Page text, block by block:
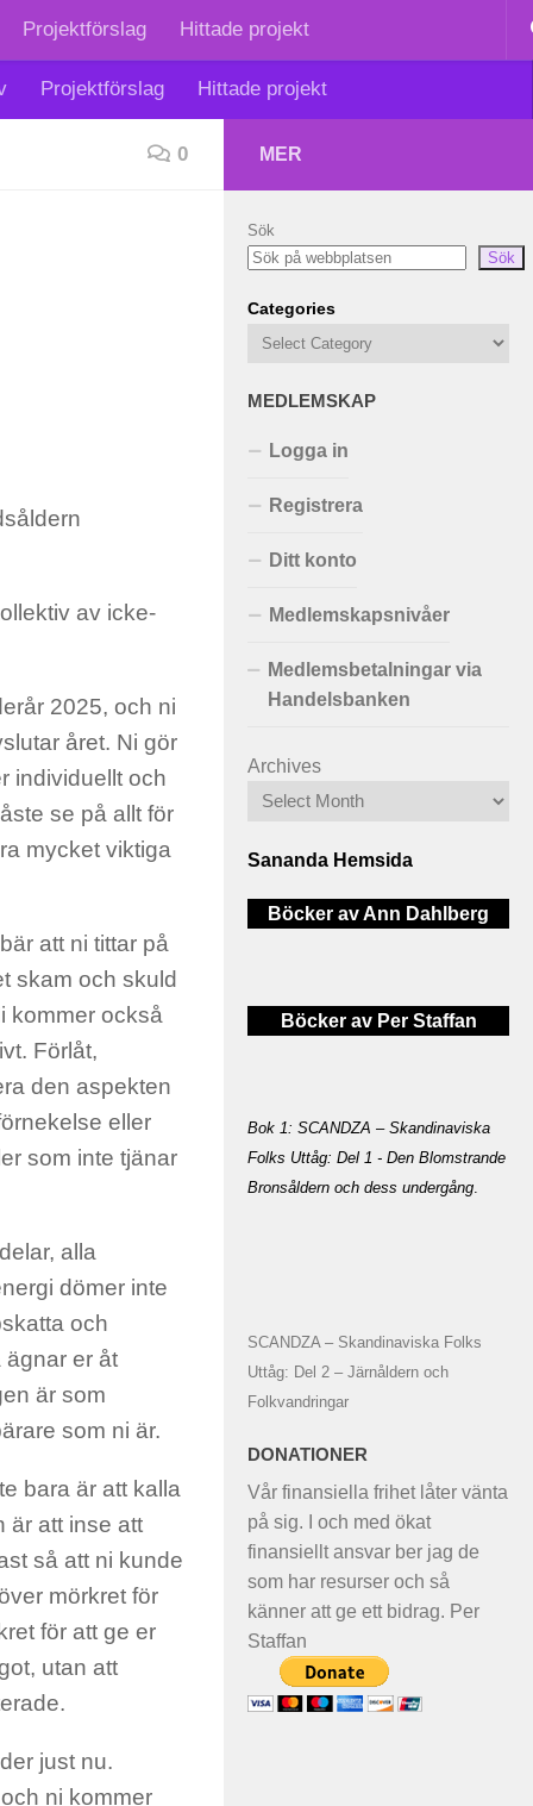
Projektförslag Hittade projekt
Projektförslag Hittade projekt
0
av icke-
2025, och ni
året. Ni gör
individuellt och
se på allt för
mycket viktiga
att ni tittar på
skam och skuld
kommer också
Förlåt,
den aspekten
eller
som inte tjänar
alla
dömer inte
och
ägnar er åt
är som
som ni är.
bara är att kalla
är att inse att
så att ni kunde
mörkret för
för att ge er
utan att
just nu.
ni kommer
MER
Sök
Sök
Categories
MEDLEMSKAP
Logga in
Registrera
Ditt konto
Medlemskapsnivåer
Medlemsbetalningar via
Handelsbanken
Archives
Sananda Hemsida
Böcker av Ann Dahlberg
Böcker av Per Staffan
Bok 1: SCANDZA – Skandinaviska
Folks Uttåg: Del 1 - Den Blomstrande
Bronsåldern och dess undergång.
SCANDZA – Skandinaviska Folks
Uttåg: Del 2 – Järnåldern och
Folkvandringar
DONATIONER
Vår finansiella frihet låter vänta
på sig. I och med ökat
finansiellt ansvar ber jag de
som har resurser och så
känner att ge ett bidrag. Per
Staffan